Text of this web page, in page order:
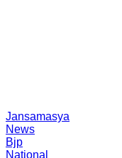
Jansamasya
News
Bjp
National